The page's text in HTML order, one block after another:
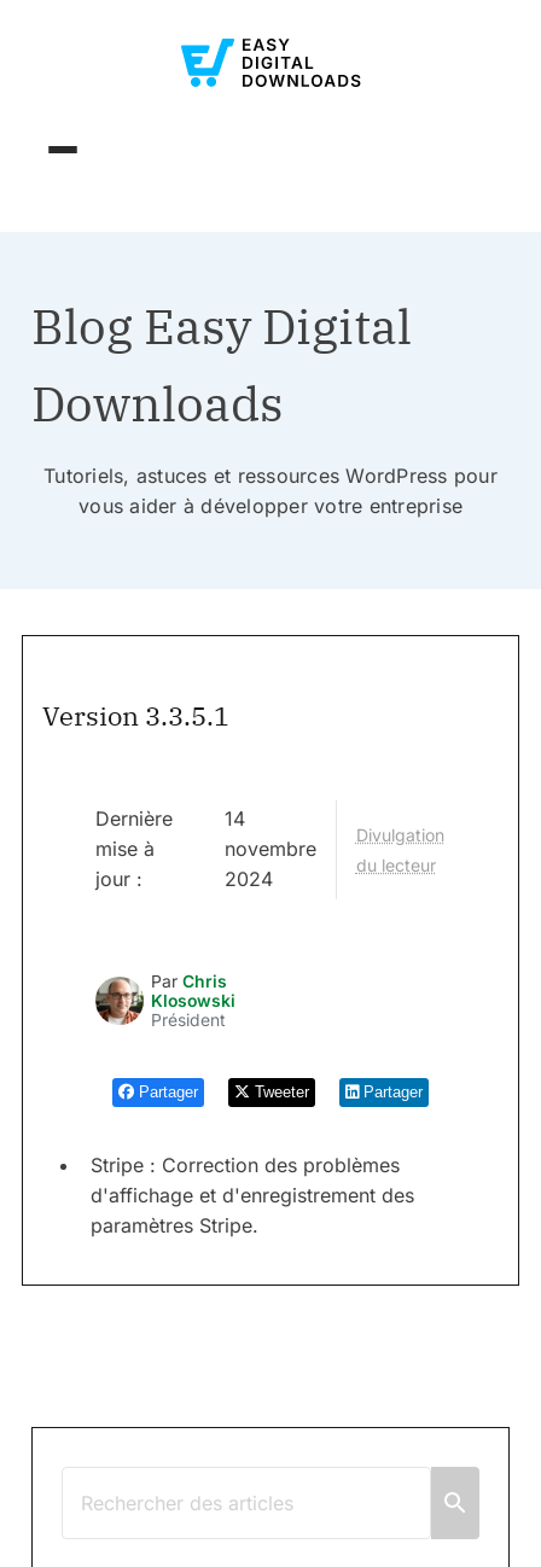
Blog Easy Digital
Downloads
Tutoriels, astuces et ressources WordPress pour
vous aider à développer votre entreprise
Version 3.3.5.1
Dernière
mise à
jour :
14
novembre
2024
Divulgation
du lecteur
Par Chris
Klosowski
Président
Partager Tweeter Partager
Stripe : Correction des problèmes
d'affichage et d'enregistrement des
paramètres Stripe.